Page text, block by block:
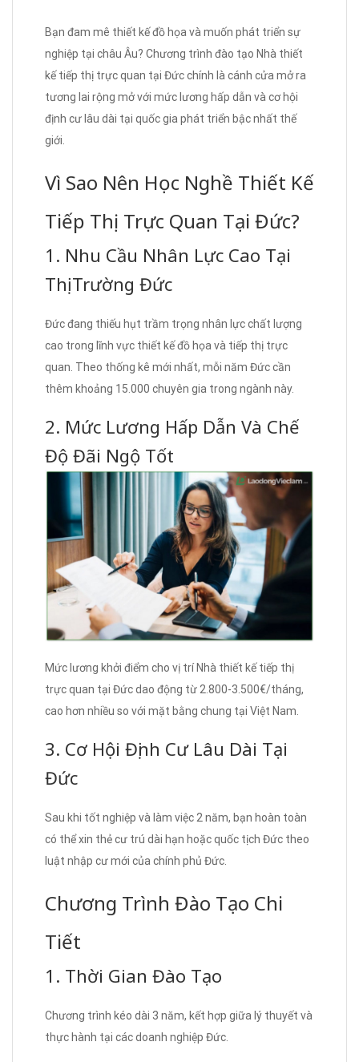
Bạn đam mê thiết kế đồ họa và muốn phát triển sự
nghiệp tại châu Âu? Chương trình đào tạo Nhà thiết
kế tiếp thị trực quan tại Đức chính là cánh cửa mở ra
tương lai rộng mở với mức lương hấp dẫn và cơ hội
định cư lâu dài tại quốc gia phát triển bậc nhất thế
giới.
Vì Sao Nên Học Nghề Thiết Kế
Tiếp Thị Trực Quan Tại Đức?
1. Nhu Cầu Nhân Lực Cao Tại
Thị Trường Đức
Đức đang thiếu hụt trầm trọng nhân lực chất lượng
cao trong lĩnh vực thiết kế đồ họa và tiếp thị trực
quan. Theo thống kê mới nhất, mỗi năm Đức cần
thêm khoảng 15.000 chuyên gia trong ngành này.
2. Mức Lương Hấp Dẫn Và Chế
Độ Đãi Ngộ Tốt
Mức lương khởi điểm cho vị trí Nhà thiết kế tiếp thị
trực quan tại Đức dao động từ 2.800-3.500€/tháng,
cao hơn nhiều so với mặt bằng chung tại Việt Nam.
3. Cơ Hội Định Cư Lâu Dài Tại
Đức
Sau khi tốt nghiệp và làm việc 2 năm, bạn hoàn toàn
có thể xin thẻ cư trú dài hạn hoặc quốc tịch Đức theo
luật nhập cư mới của chính phủ Đức.
Chương Trình Đào Tạo Chi
Tiết
1. Thời Gian Đào Tạo
Chương trình kéo dài 3 năm, kết hợp giữa lý thuyết và
thực hành tại các doanh nghiệp Đức.